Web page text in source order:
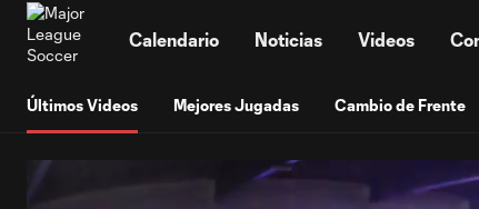
Calendario Noticias Videos
Últimos Videos Mejores Jugadas Cambio de Frente